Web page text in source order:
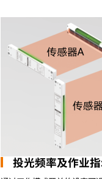
投光频率及作业